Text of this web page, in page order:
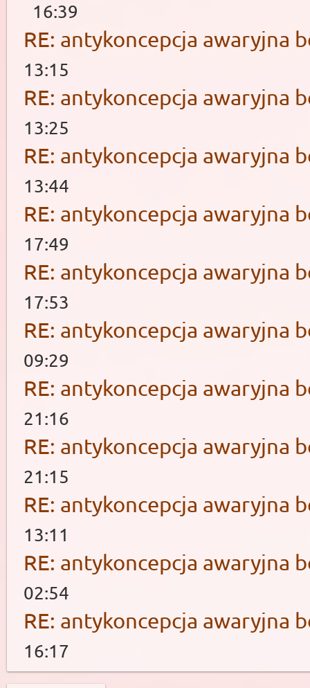
16:39
RE: antykoncepcja awaryjna
13:15
RE: antykoncepcja awaryjna
13:25
RE: antykoncepcja awaryjna
13:44
RE: antykoncepcja awaryjna
17:49
RE: antykoncepcja awaryjna
17:53
RE: antykoncepcja awaryjna
09:29
RE: antykoncepcja awaryjna
21:16
RE: antykoncepcja awaryjna
21:15
RE: antykoncepcja awaryjna
13:11
RE: antykoncepcja awaryjna
02:54
RE: antykoncepcja awaryjna
16:17